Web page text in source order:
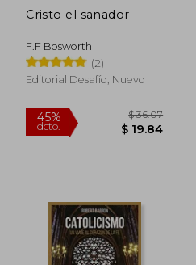
Cristo el sanador
F.F Bosworth
(2)
Editorial Desafío, Nuevo